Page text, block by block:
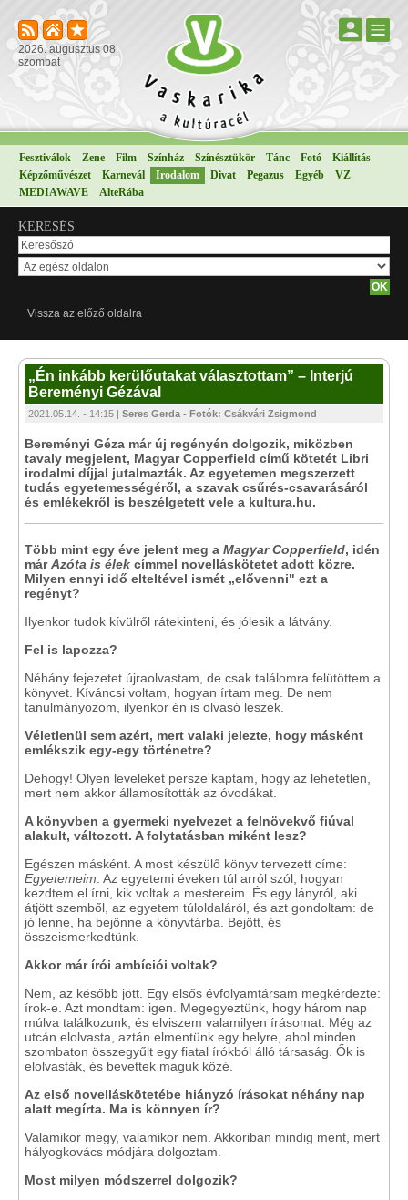
2026. augusztus 08.
szombat
Fesztiválok Zene Film Színház Színésztükör Tánc Fotó
Kiállítás
Képzőművészet
Karnevál Irodalom Divat Pegazus Egyéb
VZ
MEDIAWAVE
AlteRába
KERESÉS
Vissza az előző oldalra
„Én inkább kerülőutakat választottam” – Interjú
Bereményi Gézával
2021.05.14. - 14:15 | Seres Gerda - Fotók: Csákvári Zsigmond
Bereményi Géza már új regényén dolgozik, miközben
tavaly megjelent, Magyar Copperfield című kötetét Libri
irodalmi díjjal jutalmazták. Az egyetemen megszerzett
tudás egyetemességéről, a szavak csűrés-csavarásáról
és emlékekről is beszélgetett vele a kultura.hu.
Több mint egy éve jelent meg a Magyar Copperfield, idén
márAzóta is élek címmel novelláskötetet adott közre.
Milyen ennyi idő elteltével ismét „elővenni" ezt a
regényt?
Ilyenkor tudok kívülről rátekinteni, és jólesik a látvány.
Fel is lapozza?
Néhány fejezetet újraolvastam, de csak találomra felütöttem a
könyvet. Kíváncsi voltam, hogyan írtam meg. De nem
tanulmányozom, ilyenkor én is olvasó leszek.
Véletlenül sem azért, mert valaki jelezte, hogy másként
emlékszik egy-egy történetre?
Dehogy! Olyen leveleket persze kaptam, hogy az lehetetlen,
mert nem akkor államosították az óvodákat.
A könyvben a gyermeki nyelvezet a felnövekvő fiúval
alakult, változott. A folytatásban miként lesz?
Egészen másként. A most készülő könyv tervezett címe:
Egyetemeim . Az egyetemi éveken túl arról szól, hogyan
kezdtem el írni, kik voltak a mestereim. És egy lányról, aki
átjött szemből, az egyetem túloldaláról, és azt gondoltam: de
jó lenne, ha bejönne a könyvtárba. Bejött, és
összeismerkedtünk.
Akkor már írói ambíciói voltak?
Nem, az később jött. Egy elsős évfolyamtársam megkérdezte:
írok-e. Azt mondtam: igen. Megegyeztünk, hogy három nap
múlva találkozunk, és elviszem valamilyen írásomat. Még az
utcán elolvasta, aztán elmentünk egy helyre, ahol minden
szombaton összegyűlt egy fiatal írókból álló társaság. Ők is
elolvasták, és bevettek maguk közé.
Az első novelláskötetébe hiányzó írásokat néhány nap
alatt megírta. Ma is könnyen ír?
Valamikor megy, valamikor nem. Akkoriban mindig ment, mert
hályogkovács módjára dolgoztam.
Most milyen módszerrel dolgozik?